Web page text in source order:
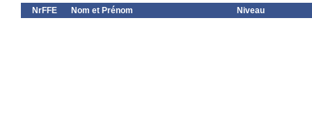
NrFFE Nom et Prénom Niveau